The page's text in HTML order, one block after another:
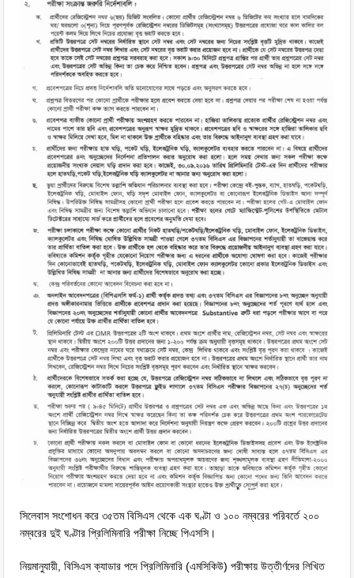
সিলেবাস সংশোধন করে ৩৫তম বিসিএস থেকে এক ঘণ্টা ও ১০০ নম্বরের পরিবর্তে ২০০
নম্বরের দুই ঘণ্টার প্রিলিমিনারি পরীক্ষা নিচ্ছে পিএসসি।
নিয়মানুযায়ী, বিসিএস ক্যাডার পদে প্রিলিমিনারি (এমসিকিউ) পরীক্ষায় উত্তীর্ণদের লিখিত